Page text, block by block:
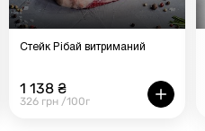
Стейк Рібай витриманий
1 138 ₴
326 грн /100г